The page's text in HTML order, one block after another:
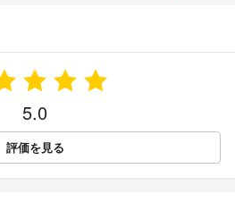
5.0
評価を見る